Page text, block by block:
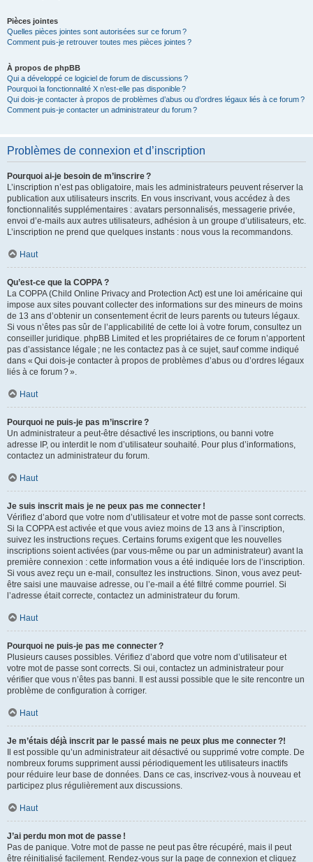
Pièces jointes
Quelles pièces jointes sont autorisées sur ce forum ?
Comment puis-je retrouver toutes mes pièces jointes ?
À propos de phpBB
Qui a développé ce logiciel de forum de discussions ?
Pourquoi la fonctionnalité X n’est-elle pas disponible ?
Qui dois-je contacter à propos de problèmes d’abus ou d’ordres légaux liés à ce forum ?
Comment puis-je contacter un administrateur du forum ?
Problèmes de connexion et d’inscription
Pourquoi ai-je besoin de m’inscrire ?
L’inscription n’est pas obligatoire, mais les administrateurs peuvent réserver la
publication aux utilisateurs inscrits. En vous inscrivant, vous accédez à des
fonctionnalités supplémentaires : avatars personnalisés, messagerie privée,
envoi d’e-mails aux autres utilisateurs, adhésion à un groupe d’utilisateurs, etc.
L’inscription ne prend que quelques instants : nous vous la recommandons.
Haut
Qu’est-ce que la COPPA ?
La COPPA (Child Online Privacy and Protection Act) est une loi américaine qui
impose aux sites pouvant collecter des informations sur des mineurs de moins
de 13 ans d’obtenir un consentement écrit de leurs parents ou tuteurs légaux.
Si vous n’êtes pas sûr de l’applicabilité de cette loi à votre forum, consultez un
conseiller juridique. phpBB Limited et les propriétaires de ce forum n’apportent
pas d’assistance légale ; ne les contactez pas à ce sujet, sauf comme indiqué
dans « Qui dois-je contacter à propos de problèmes d’abus ou d’ordres légaux
liés à ce forum ? ».
Haut
Pourquoi ne puis-je pas m’inscrire ?
Un administrateur a peut-être désactivé les inscriptions, ou banni votre
adresse IP, ou interdit le nom d’utilisateur souhaité. Pour plus d’informations,
contactez un administrateur du forum.
Haut
Je suis inscrit mais je ne peux pas me connecter !
Vérifiez d’abord que votre nom d’utilisateur et votre mot de passe sont corrects.
Si la COPPA est activée et que vous aviez moins de 13 ans à l’inscription,
suivez les instructions reçues. Certains forums exigent que les nouvelles
inscriptions soient activées (par vous-même ou par un administrateur) avant la
première connexion : cette information vous a été indiquée lors de l’inscription.
Si vous avez reçu un e-mail, consultez les instructions. Sinon, vous avez peut-
être saisi une mauvaise adresse, ou l’e-mail a été filtré comme pourriel. Si
l’adresse était correcte, contactez un administrateur du forum.
Haut
Pourquoi ne puis-je pas me connecter ?
Plusieurs causes possibles. Vérifiez d’abord que votre nom d’utilisateur et
votre mot de passe sont corrects. Si oui, contactez un administrateur pour
vérifier que vous n’êtes pas banni. Il est aussi possible que le site rencontre un
problème de configuration à corriger.
Haut
Je m’étais déjà inscrit par le passé mais ne peux plus me connecter ?!
Il est possible qu’un administrateur ait désactivé ou supprimé votre compte. De
nombreux forums suppriment aussi périodiquement les utilisateurs inactifs
pour réduire leur base de données. Dans ce cas, inscrivez-vous à nouveau et
participez plus régulièrement aux discussions.
Haut
J’ai perdu mon mot de passe !
Pas de panique. Votre mot de passe ne peut pas être récupéré, mais il peut
être réinitialisé facilement. Rendez-vous sur la page de connexion et cliquez